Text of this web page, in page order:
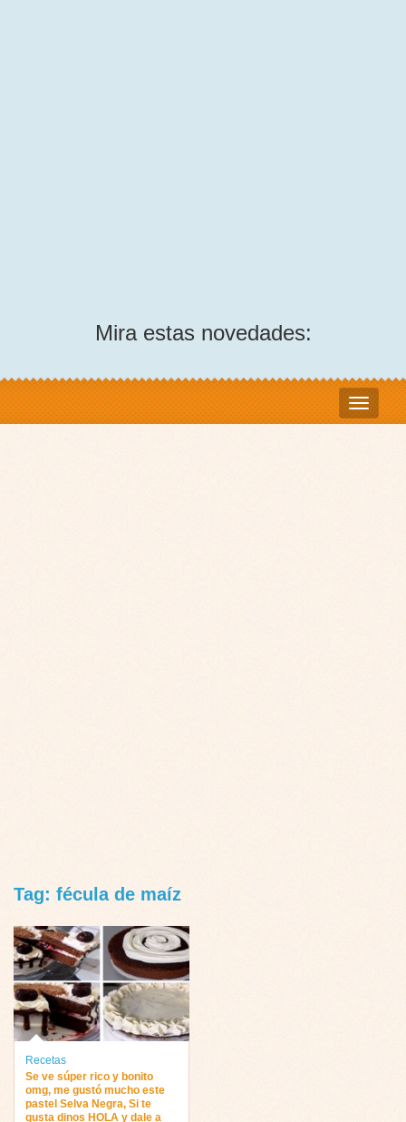
Mira estas novedades:
Tag: fécula de maíz
Recetas
Se ve súper rico y bonito
omg, me gustó mucho este
pastel Selva Negra, Si te
gusta dinos HOLA y dale a